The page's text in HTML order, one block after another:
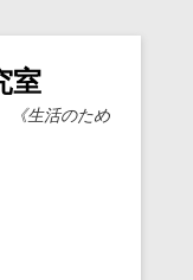
室
《生活のため